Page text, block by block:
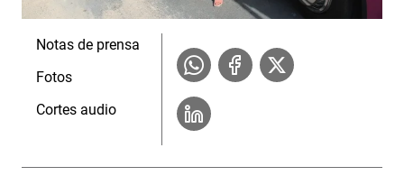
Notas de prensa
Fotos
Cortes audio